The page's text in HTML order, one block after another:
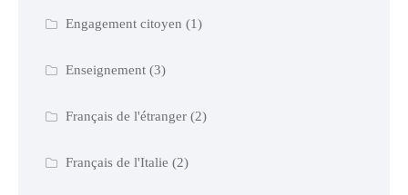
Engagement citoyen (1)
Enseignement(3)
Français de l'étranger(2)
Français de l'Italie (2)